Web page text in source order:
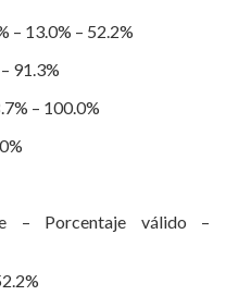
– 13.0% – 52.2%
91.3%
– 100.0%
– Porcentaje válido –